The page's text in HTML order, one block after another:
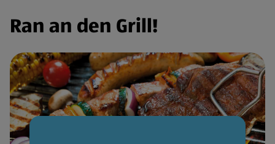
Ran an den Grill!